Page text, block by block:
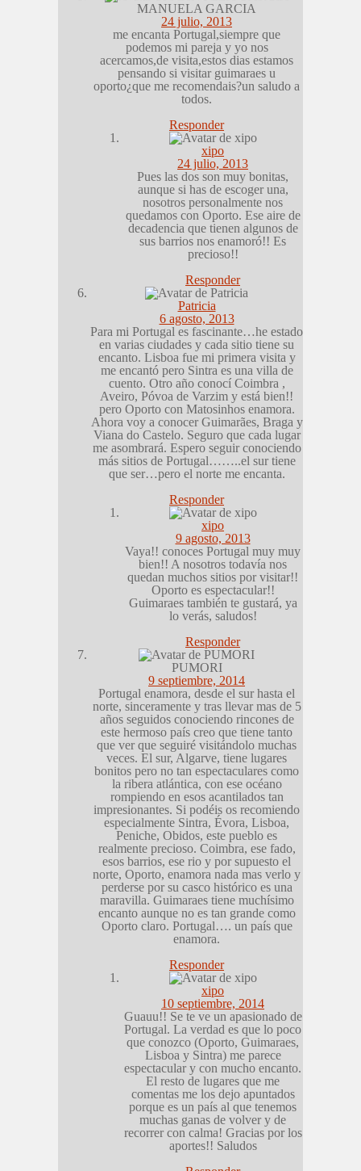
MANUELA GARCIA
24 julio, 2013
me encanta Portugal,siempre que
podemos mi pareja y yo nos
acercamos,de visita,estos dias estamos
pensando si visitar guimaraes u
oporto¿que me recomendais?un saludo a
todos.
Responder
xipo
24 julio, 2013
Pues las dos son muy bonitas,
aunque si has de escoger una,
nosotros personalmente nos
quedamos con Oporto. Ese aire de
decadencia que tienen algunos de
sus barrios nos enamoró!! Es
precioso!!
Responder
Patricia
6 agosto, 2013
Para mi Portugal es fascinante…he estado
en varias ciudades y cada sitio tiene su
encanto. Lisboa fue mi primera visita y
me encantó pero Sintra es una villa de
cuento. Otro año conocí Coimbra ,
Aveiro, Póvoa de Varzim y está bien!!
pero Oporto con Matosinhos enamora.
Ahora voy a conocer Guimarães, Braga y
Viana do Castelo. Seguro que cada lugar
me asombrará. Espero seguir conociendo
más sitios de Portugal……..el sur tiene
que ser…pero el norte me encanta.
Responder
xipo
9 agosto, 2013
Vaya!! conoces Portugal muy muy
bien!! A nosotros todavía nos
quedan muchos sitios por visitar!!
Oporto es espectacular!!
Guimaraes también te gustará, ya
lo verás, saludos!
Responder
PUMORI
9 septiembre, 2014
Portugal enamora, desde el sur hasta el
norte, sinceramente y tras llevar mas de 5
años seguidos conociendo rincones de
este hermoso país creo que tiene tanto
que ver que seguiré visitándolo muchas
veces. El sur, Algarve, tiene lugares
bonitos pero no tan espectaculares como
la ribera atlántica, con ese océano
rompiendo en esos acantilados tan
impresionantes. Si podéis os recomiendo
especialmente Sintra, Évora, Lisboa,
Peniche, Obidos, este pueblo es
realmente precioso. Coimbra, ese fado,
esos barrios, ese rio y por supuesto el
norte, Oporto, enamora nada mas verlo y
perderse por su casco histórico es una
maravilla. Guimaraes tiene muchísimo
encanto aunque no es tan grande como
Oporto claro. Portugal…. un país que
enamora.
Responder
xipo
10 septiembre, 2014
Guauu!! Se te ve un apasionado de
Portugal. La verdad es que lo poco
que conozco (Oporto, Guimaraes,
Lisboa y Sintra) me parece
espectacular y con mucho encanto.
El resto de lugares que me
comentas me los dejo apuntados
porque es un país al que tenemos
muchas ganas de volver y de
recorrer con calma! Gracias por los
aportes!! Saludos